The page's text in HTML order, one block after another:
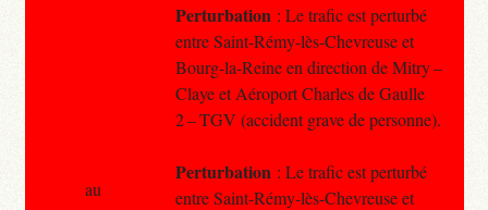
Perturbation : Le trafic est perturbé
entre Saint-Rémy-lès-Chevreuse et
Bourg-la-Reine en direction de Mitry –
Claye et Aéroport Charles de Gaulle
2 – TGV (accident grave de personne).
Perturbation : Le trafic est perturbé
entre Saint-Rémy-lès-Chevreuse et
au